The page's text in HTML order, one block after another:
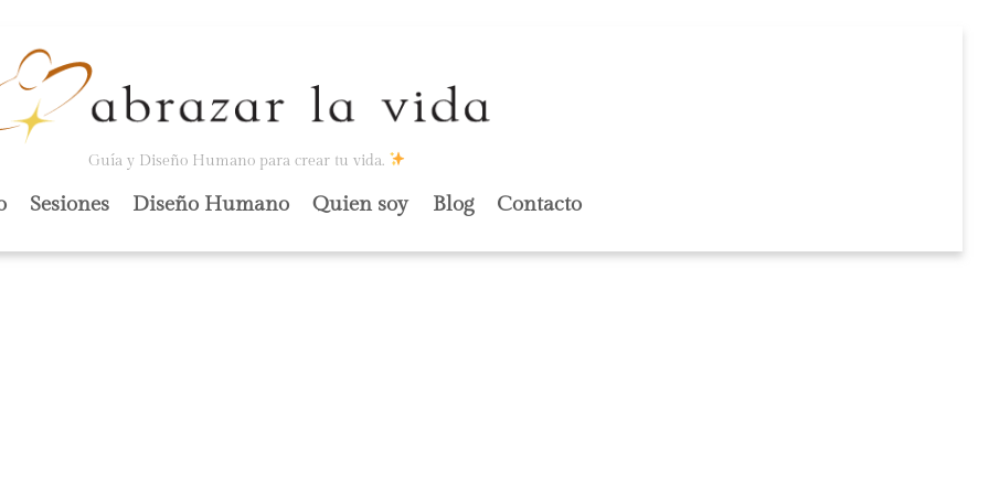
Guía y Diseño Humano para crear tu vida.
Sesiones Diseño Humano Quien soy Blog Contacto